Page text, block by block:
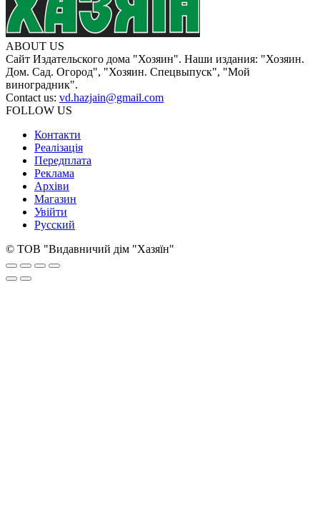
ABOUT US
Сайт Издательского дома "Хозяин". Наши издания: "Хозяин.
Дом. Сад. Огород", "Хозяин. Спецвыпуск", "Мой
виноградник".
Contact us: vd.hazjain@gmail.com
FOLLOW US
Контакти
Реалізація
Передплата
Реклама
Архіви
Магазин
Увійти
Русский
© ТОВ "Видавничий дім "Хазяїн"